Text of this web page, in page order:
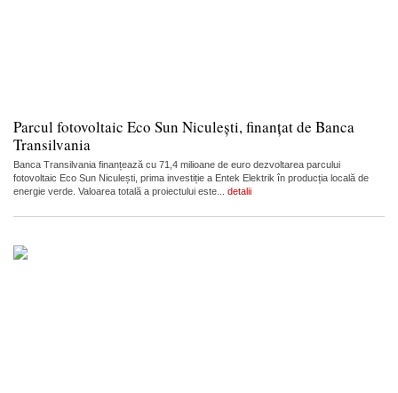
Parcul fotovoltaic Eco Sun Niculești, finanțat de Banca
Transilvania
Banca Transilvania finanțează cu 71,4 milioane de euro dezvoltarea parcului
fotovoltaic Eco Sun Niculești, prima investiție a Entek Elektrik în producția locală de
energie verde. Valoarea totală a proiectului este... detalii